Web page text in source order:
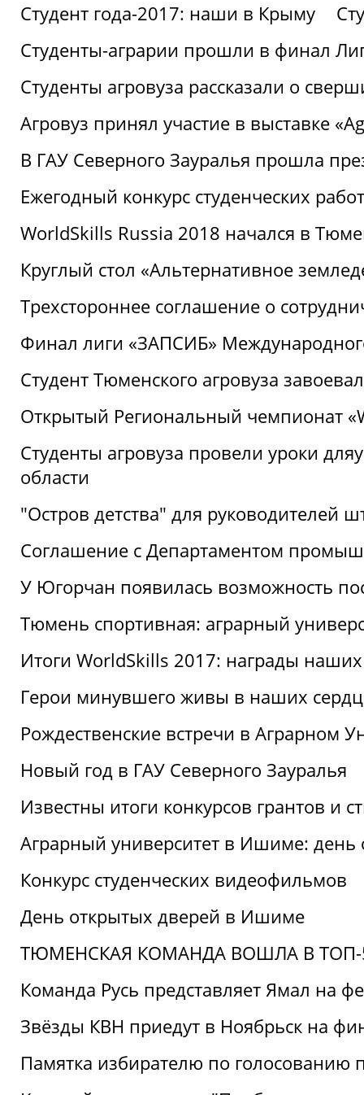
Студент года-2017: наши в Крыму
Студенты-аграрии прошли в финал
Студенты агровуза рассказали о
Агровуз принял участие в выставке
В ГАУ Северного Зауралья прошла
Ежегодный конкурс студенческих
WorldSkills Russia 2018 начался в
Круглый стол «Альтернативное
Трехстороннее соглашение о
Финал лиги «ЗАПСИБ»
Студент Тюменского агровуза
Открытый Региональный чемпионат
Студенты агровуза провели уроки
области
"Остров детства" для руководителей
Соглашение с Департаментом
У Югорчан появилась возможность
Тюмень спортивная: аграрный
Итоги WorldSkills 2017: награды наших
Герои минувшего живы в наших
Рождественские встречи в Аграрном
Новый год в ГАУ Северного Зауралья
Известны итоги конкурсов грантов и
Аграрный университет в Ишиме: день
Конкурс студенческих видеофильмов
День открытых дверей в Ишиме
ТЮМЕНСКАЯ КОМАНДА ВОШЛА В ТОП-
Команда Русь представляет Ямал на
Звёзды КВН приедут в Ноябрьск на
Памятка избирателю по голосованию